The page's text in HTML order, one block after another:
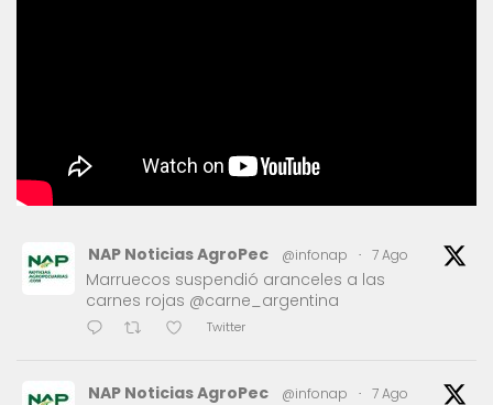
NAP Noticias AgroPec @infonap · 7 Ago
Marruecos suspendió aranceles a las
carnes rojas @carne_argentina
Twitter
NAP Noticias AgroPec @infonap · 7 Ago